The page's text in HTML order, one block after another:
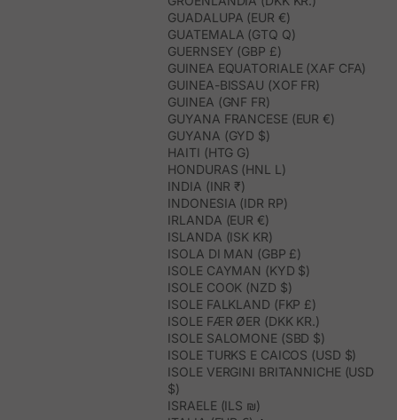
GUADALUPA (EUR €)
GUATEMALA (GTQ Q)
GUERNSEY (GBP £)
GUINEA EQUATORIALE (XAF CFA)
GUINEA-BISSAU (XOF FR)
GUINEA (GNF FR)
GUYANA FRANCESE (EUR €)
GUYANA (GYD $)
HAITI (HTG G)
HONDURAS (HNL L)
INDIA (INR ₹)
INDONESIA (IDR RP)
IRLANDA (EUR €)
ISLANDA (ISK KR)
ISOLA DI MAN (GBP £)
ISOLE CAYMAN (KYD $)
ISOLE COOK (NZD $)
ISOLE FALKLAND (FKP £)
ISOLE FÆR ØER (DKK KR.)
ISOLE SALOMONE (SBD $)
ISOLE TURKS E CAICOS (USD $)
ISOLE VERGINI BRITANNICHE (USD
$)
ISRAELE (ILS ₪)